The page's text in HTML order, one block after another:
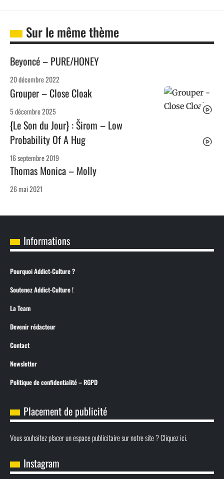
Sur le même thème
Beyoncé – PURE/HONEY
20 décembre 2022
Grouper – Close Cloak
5 décembre 2025
{Le Son du Jour} : Širom – Low
Probability Of A Hug
16 septembre 2019
Thomas Monica – Molly
26 mai 2021
Informations
Pourquoi Addict-Culture ?
Soutenez Addict-Culture !
La Team
Devenir rédacteur
Contact
Newsletter
Politique de confidentialité – RGPD
Placement de publicité
Vous souhaitez placer un espace publicitaire sur notre site ? Cliquez ici.
Instagram